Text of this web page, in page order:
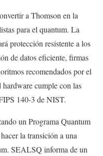
a Thomson en la
para el quantum. La
protección resistente a los
de datos eficiente, firmas
recomendados por el
cumple con las
140-3 de NIST.
un Programa Quantum
la transición a una
SEALSQ informa de un